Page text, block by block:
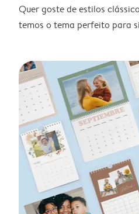
Quer goste de estilos
temos o tema perfeito para